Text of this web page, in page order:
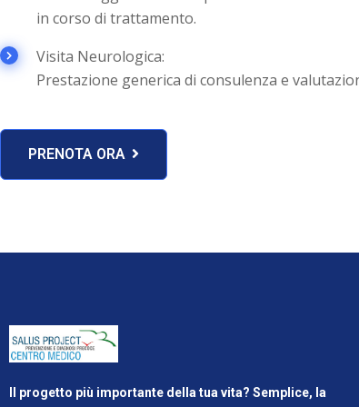
in corso di trattamento.
Visita Neurologica:
Prestazione generica di consulenza e
PRENOTA ORA
Il progetto più importante della tua vita? Semplice, la